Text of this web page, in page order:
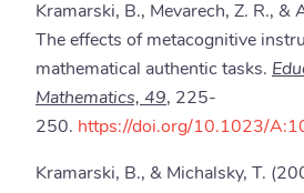
Kramarski, B., Mevarech, Z. R., &
The effects of metacognitive
mathematical authentic tasks.
Mathematics, 49, 225-
250. https://doi.org/10.1023/
Kramarski, B., & Michalsky, T.